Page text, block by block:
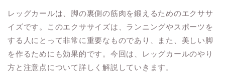
レッグカールは、脚の裏側の筋肉を鍛えるためのエクササ
イズです。このエクササイズは、ランニングやスポーツを
する人にとって非常に重要なものであり、また、美しい脚
を作るためにも効果的です。今回は、レッグカールのやり
方と注意点について詳しく解説していきます。